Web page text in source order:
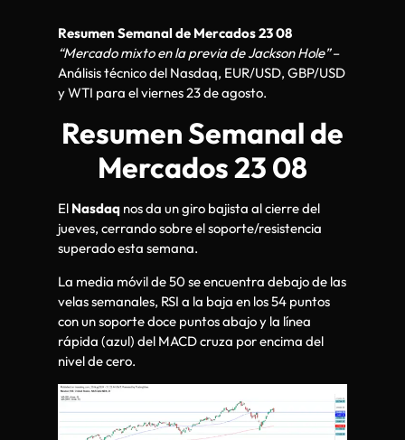
Resumen Semanal de Mercados 23 08
“Mercado mixto en la previa de Jackson Hole”–
Análisis técnico del Nasdaq, EUR/USD, GBP/USD
y WTI para el viernes 23 de agosto.
Resumen Semanal de
Mercados 23 08
El Nasdaq nos da un giro bajista al cierre del
jueves, cerrando sobre el soporte/resistencia
superado esta semana.
La media móvil de 50 se encuentra debajo de las
velas semanales, RSI a la baja en los 54 puntos
con un soporte doce puntos abajo y la línea
rápida (azul) del MACD cruza por encima del
nivel de cero.